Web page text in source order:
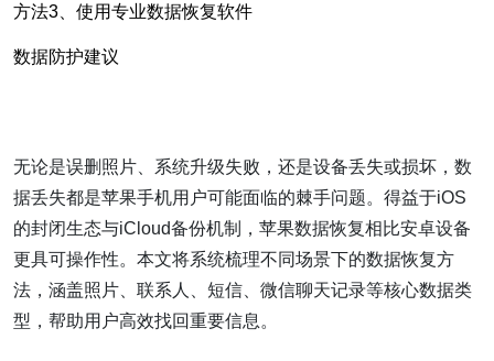
方法3、使用专业数据恢复软件
数据防护建议
无论是误删照片、系统升级失败，还是设备丢失或损坏，数
据丢失都是苹果手机用户可能面临的棘手问题。得益于iOS
的封闭生态与iCloud备份机制，苹果数据恢复相比安卓设备
更具可操作性。本文将系统梳理不同场景下的数据恢复方
法，涵盖照片、联系人、短信、微信聊天记录等核心数据类
型，帮助用户高效找回重要信息。